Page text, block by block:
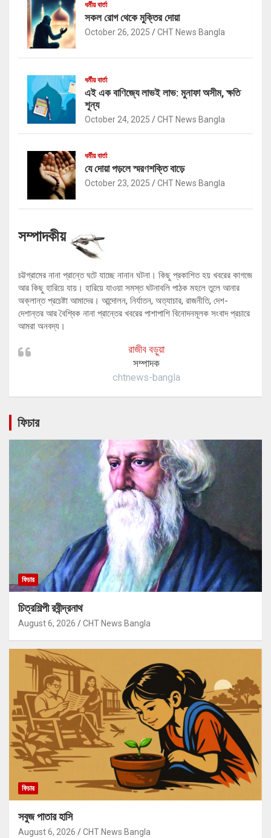
ধর্মীয় বার্তা
সকল রোগ থেকে মুক্তির দোয়া
October 26, 2025 CHT News Bangla
ধর্মীয় বার্তা
এই এক বাণিজ্যে লাভই লাভ: মুনাফা অসীম, ক্ষতি
শূন্য
October 24, 2025 CHT News Bangla
ধর্মীয় বার্তা
যে দোয়া পড়লে স্মরণশক্তি বাড়ে
October 23, 2025 CHT News Bangla
সম্পাদকীয়
চট্টগ্রামের নানা প্রান্তে ঘটে যাচ্ছে নানান ঘটনা। কিছু প্রকাশিত হয় খবরের কাগজে
আর কিছু হারিয়ে যায়। হারিয়ে যাওয়া সমস্ত ঘটনাবলি পাঠক মহলে তুলে আনার
অক্লান্ত প্রচেষ্টা আমাদের। আন্দোলন, নির্যাতন, অত্যাচার, রাজনীতি, দেশ-
দেশান্তর আর বৈশ্বিক নানা প্রান্তের খবরের পাশাপাশি বিনোদনমূলক সংবাদ প্রচারে
আমরা অনবদ্য।
রাজীব বড়ুয়া
সম্পাদক
chtnews-bangla
ফিচার
ফিচার
চিত্রশিল্পী রবীন্দ্রনাথ
August 6, 2026 CHT News Bangla
ফিচার
সবুজ পাতার হাসি
August 6, 2026 CHT News Bangla